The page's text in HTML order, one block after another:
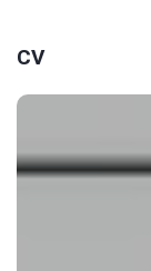
CV